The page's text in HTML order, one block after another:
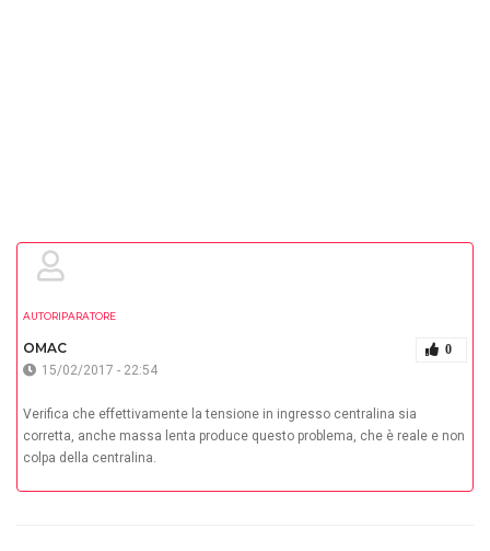
AUTORIPARATORE
OMAC 0
15/02/2017 - 22:54
Verifica che effettivamente la tensione in ingresso centralina sia
corretta, anche massa lenta produce questo problema, che è reale e non
colpa della centralina.